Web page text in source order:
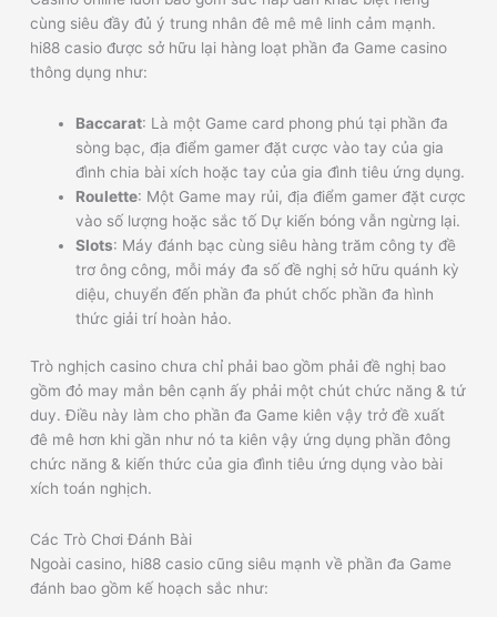
cùng siêu đầy đủ ý trung nhân đê mê mê linh cảm mạnh.
hi88 casio được sở hữu lại hàng loạt phần đa Game casino
thông dụng như:
Baccarat: Là một Game card phong phú tại phần đa
sòng bạc, địa điểm gamer đặt cược vào tay của gia
đình chia bài xích hoặc tay của gia đình tiêu ứng dụng.
Roulette: Một Game may rủi, địa điểm gamer đặt cược
vào số lượng hoặc sắc tố Dự kiến bóng vẫn ngừng lại.
Slots: Máy đánh bạc cùng siêu hàng trăm công ty đề
trơ ông công, mỗi máy đa số đề nghị sở hữu quánh kỳ
diệu, chuyển đến phần đa phút chốc phần đa hình
thức giải trí hoàn hảo.
Trò nghịch casino chưa chỉ phải bao gồm phải đề nghị bao
gồm đỏ may mắn bên cạnh ấy phải một chút chức năng & tứ
duy. Điều này làm cho phần đa Game kiên vậy trở đề xuất
đê mê hơn khi gần như nó ta kiên vậy ứng dụng phần đông
chức năng & kiến thức của gia đình tiêu ứng dụng vào bài
xích toán nghịch.
Các Trò Chơi Đánh Bài
Ngoài casino, hi88 casio cũng siêu mạnh về phần đa Game
đánh bao gồm kế hoạch sắc như: